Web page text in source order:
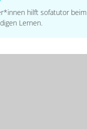
hilft sofatutor beim
Lernen.